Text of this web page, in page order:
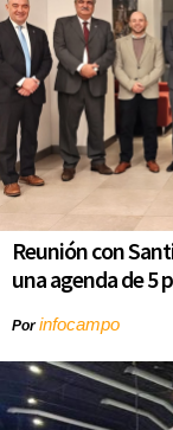
Reunión con
una agenda de 5
Porinfocampo